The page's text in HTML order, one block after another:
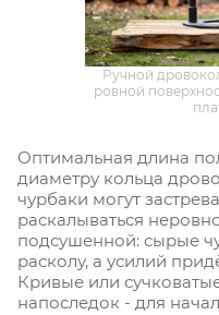
Ручной
ровной
Оптимальная длина
диаметру кольца
чурбаки могут
раскалываться
подсушенной: сырые
расколу, а усилий
Кривые или
напоследок - для